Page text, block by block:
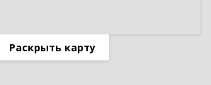
Раскрыть карту